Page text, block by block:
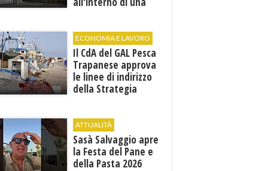
Sofia"
ECONOMIA E LAVORO
Il CdA del GAL Pesca
Trapanese approva
le linee di indirizzo
della Strategia
ATTUALITÀ
Sasà Salvaggio apre
la Festa del Pane e
della Pasta 2026